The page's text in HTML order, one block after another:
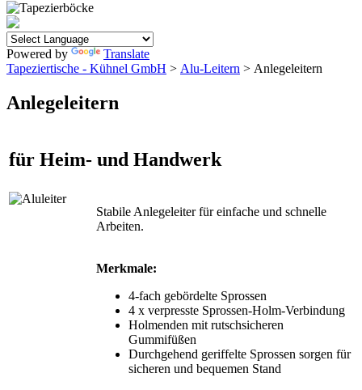
Powered by
Translate
Tapeziertische - Kühnel GmbH > Alu-Leitern > Anlegeleitern
Anlegeleitern
für Heim- und Handwerk
Stabile Anlegeleiter für einfache und schnelle
Arbeiten.
Merkmale:
4-fach gebördelte Sprossen
4 x verpresste Sprossen-Holm-Verbindung
Holmenden mit rutschsicheren
Gummifüßen
Durchgehend geriffelte Sprossen sorgen für
sicheren und bequemen Stand